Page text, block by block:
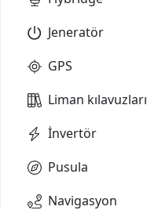
Jeneratör
GPS
Liman kılavuzları
İnvertör
Pusula
Navigasyon